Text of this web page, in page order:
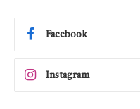
Facebook
Instagram